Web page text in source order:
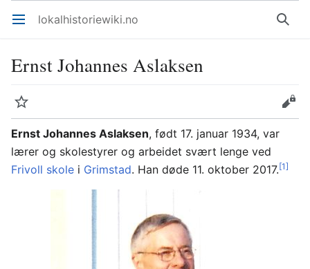
Åpne hovedmenyen lokalhistoriewiki.no Søk
Ernst Johannes Aslaksen
Overvåk
Rediger
Ernst Johannes Aslaksen, født 17. januar 1934, var
lærer og skolestyrer og arbeidet svært lenge ved
Frivoll skole i Grimstad. Han døde 11. oktober 2017.[1]